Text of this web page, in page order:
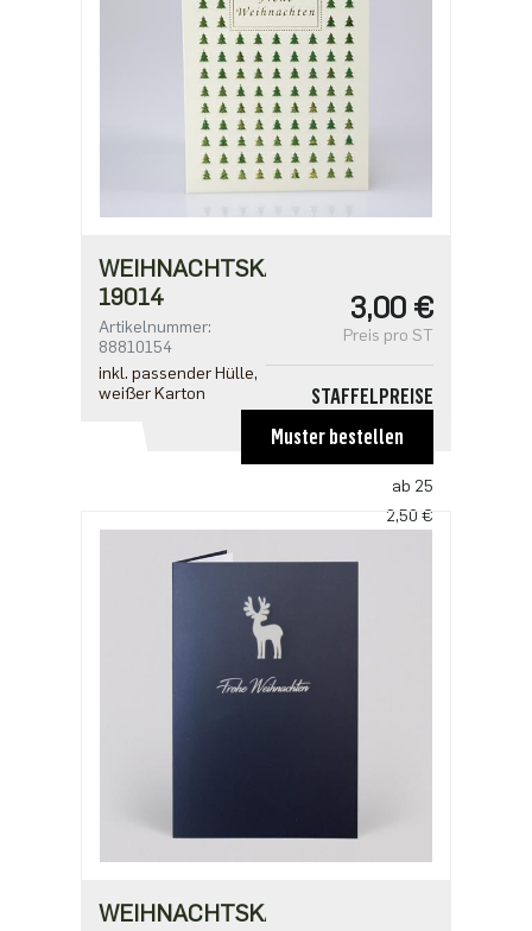
WEIHNACHTSKARTE
19014
Artikelnummer:
88810154
inkl. passender Hülle,
weißer Karton
3,00 €
Preis pro ST
STAFFELPREISE
ab 25
2,50 €
Muster bestellen
WEIHNACHTSKARTE